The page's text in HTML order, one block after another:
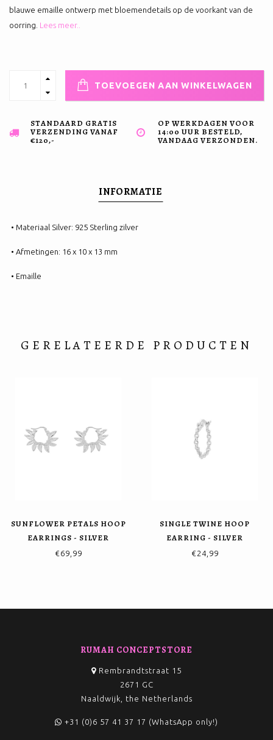
blauwe emaille ontwerp met bloemendetails op de voorkant van de
oorring. Lees meer..
TOEVOEGEN AAN WINKELWAGEN
STANDAARD GRATIS
VERZENDING VANAF
€120,-
OP WERKDAGEN VOOR
14:00 UUR BESTELD,
VANDAAG VERZONDEN.
INFORMATIE
• Materiaal Silver: 925 Sterling zilver
• Afmetingen: 16 x 10 x 13 mm
• Emaille
GERELATEERDE PRODUCTEN
SUNFLOWER PETALS HOOP
EARRINGS - SILVER
€69,99
SINGLE TWINE HOOP
EARRING - SILVER
€24,99
RUMAH CONCEPTSTORE
Rembrandtstraat 15
2671 GC
Naaldwijk, the Netherlands
+31 (0)6 57 41 37 17 (WhatsApp only!)